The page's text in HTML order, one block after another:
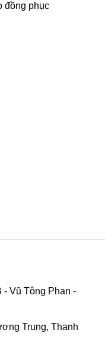
đồng phục
- Vũ Tông Phan -
Trung, Thanh